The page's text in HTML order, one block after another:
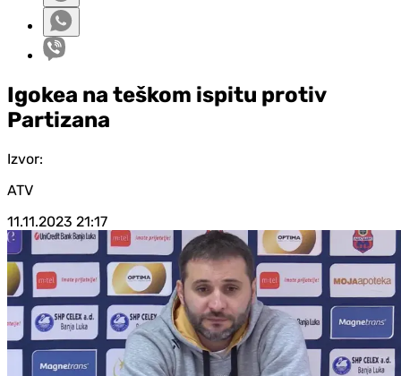
Igokea na teškom ispitu protiv
Partizana
Izvor:
ATV
11.11.2023 21:17